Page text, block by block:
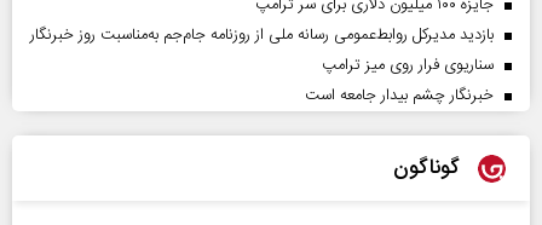
بازدید مدیرکل روابط‌عمومی رسانه ملی از روزنامه جام‌جم به‌مناسبت روز خبرنگار
سناریوی فرار روی میز ترامپ
خبرنگار چشم بیدار جامعه است
گوناگون